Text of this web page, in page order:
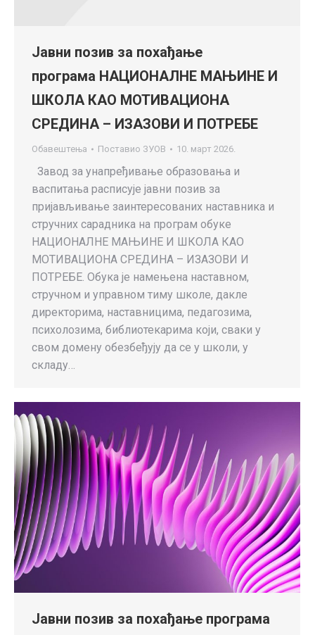
Јавни позив за похађање
програма НАЦИОНАЛНЕ МАЊИНЕ И
ШКОЛА КАО МОТИВАЦИОНА
СРЕДИНА – ИЗАЗОВИ И ПОТРЕБЕ
Обавештења Поставио ЗУОВ 10. март 2026.
Завод за унапређивање образовања и
васпитања расписује јавни позив за
пријављивање заинтересованих наставника и
стручних сарадника на програм обуке
НАЦИОНАЛНЕ МАЊИНЕ И ШКОЛА КАО
МОТИВАЦИОНА СРЕДИНА – ИЗАЗОВИ И
ПОТРЕБЕ. Обука је намењена наставном,
стручном и управном тиму школе, дакле
директорима, наставницима, педагозима,
психолозима, библиотекарима који, сваки у
свом домену обезбеђују да се у школи, у
складу…
Јавни позив за похађање програма